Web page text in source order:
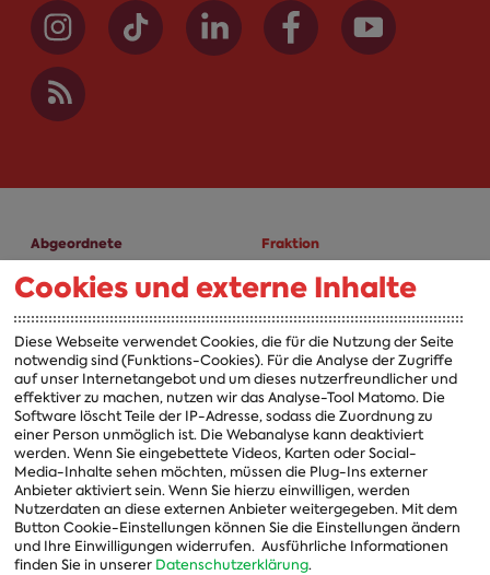
Abgeordnete
A-Z
Fraktion
Fraktion
Vorsitzender
Vorstand
Arbeitsgruppen
Ausschussvorsitzende
Beauftragte
Landesgruppen
Organisation
Cookies und externe Inhalte
Diese Webseite verwendet Cookies, die für die Nutzung der Seite
notwendig sind (Funktions-Cookies). Für die Analyse der Zugriffe
auf unser Internetangebot und um dieses nutzerfreundlicher und
effektiver zu machen, nutzen wir das Analyse-Tool Matomo. Die
Software löscht Teile der IP-Adresse, sodass die Zuordnung zu
einer Person unmöglich ist. Die Webanalyse kann deaktiviert
werden. Wenn Sie eingebettete Videos, Karten oder Social-
Media-Inhalte sehen möchten, müssen die Plug-Ins externer
Anbieter aktiviert sein. Wenn Sie hierzu einwilligen, werden
Nutzerdaten an diese externen Anbieter weitergegeben. Mit dem
Button Cookie-Einstellungen können Sie die Einstellungen ändern
und Ihre Einwilligungen widerrufen. Ausführliche Informationen
finden Sie in unserer Datenschutzerklärung.